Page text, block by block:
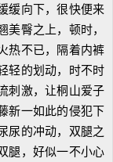
缓向下，很快便来
美臀之上，顿时，
热不已，隔着内裤
轻的划动，时不时
刺激，让桐山爱子
新一如此的侵犯下
尿的冲动，双腿之
腿，好似一不小心